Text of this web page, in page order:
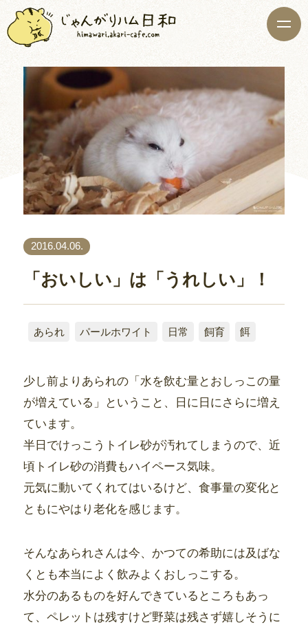
2016.04.06.
「おいしい」は「うれしい」！
あられ パールホワイト 日常 飼育 餌
少し前よりあられの「水を飲む量とおしっこの量
が増えている」ということ、日に日にさらに増え
ています。
半日でけっこうトイレ砂が汚れてしまうので、近
頃トイレ砂の消費もハイペース気味。
元気に動いてくれてはいるけど、食事量の変化と
ともにやはり老化を感じます。
そんなあられさんは今、かつての希助には及ばな
くとも本当によく飲みよくおしっこする。
水分のあるものを好んできているところもあっ
て、ペレットは残すけど野菜は残さず嬉しそうに